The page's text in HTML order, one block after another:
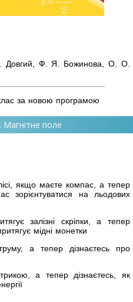
Довгий, Ф. Я. Божинова, О. О.
за новою програмою
Магнітне поле
якщо маєте компас, а тепер
зорієнтуватися на льодових
залізні скріпки, а тепер
мідні монетки
а тепер дізнаєтесь про
а тепер дізнаєтесь, як